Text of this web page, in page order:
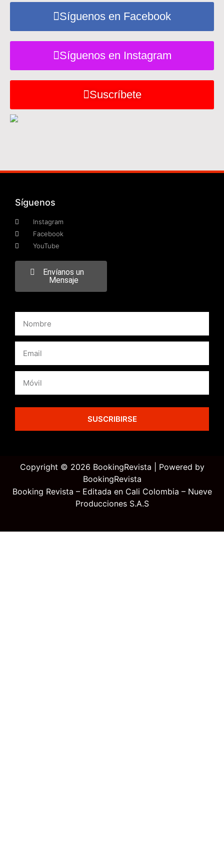
Síguenos en Facebook
Síguenos en Instagram
Suscríbete
Síguenos
Instagram
Facebook
YouTube
Envíanos un
Mensaje
SUSCRIBIRSE
Copyright © 2026 BookingRevista | Powered by
BookingRevista
Booking Revista – Editada en Cali Colombia – Nueve
Producciones S.A.S